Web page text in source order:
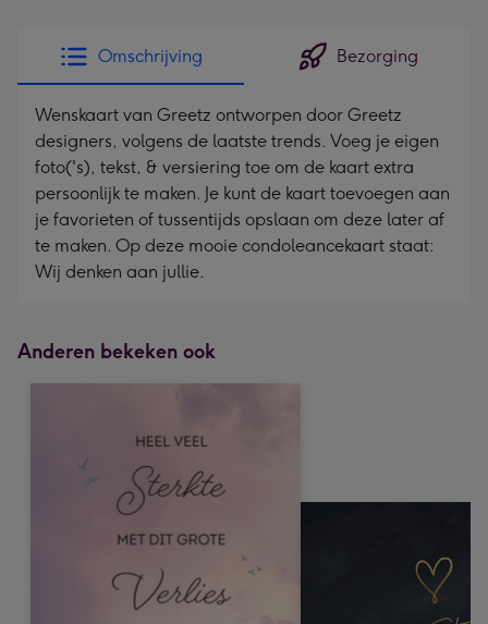
Omschrijving Bezorging
Wenskaart van Greetz ontworpen door Greetz
designers, volgens de laatste trends. Voeg je eigen
foto('s), tekst, & versiering toe om de kaart extra
persoonlijk te maken. Je kunt de kaart toevoegen aan
je favorieten of tussentijds opslaan om deze later af
te maken. Op deze mooie condoleancekaart staat:
Wij denken aan jullie.
Anderen bekeken ook